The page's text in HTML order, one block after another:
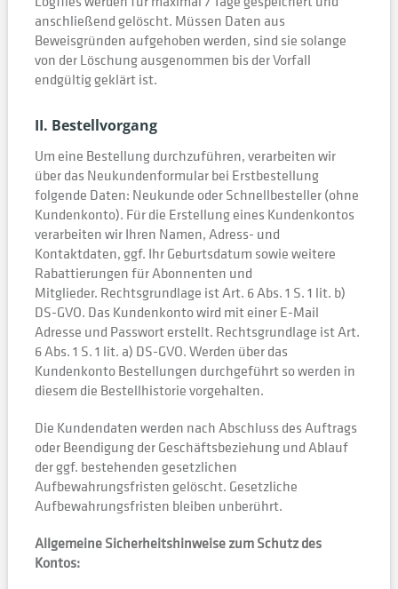
anschließend gelöscht. Müssen Daten aus
Beweisgründen aufgehoben werden, sind sie solange
von der Löschung ausgenommen bis der Vorfall
endgültig geklärt ist.
II. Bestellvorgang
Um eine Bestellung durchzuführen, verarbeiten wir
über das Neukundenformular bei Erstbestellung
folgende Daten: Neukunde oder Schnellbesteller (ohne
Kundenkonto). Für die Erstellung eines Kundenkontos
verarbeiten wir Ihren Namen, Adress- und
Kontaktdaten, ggf. Ihr Geburtsdatum sowie weitere
Rabattierungen für Abonnenten und
Mitglieder. Rechtsgrundlage ist Art. 6 Abs. 1 S. 1 lit. b)
DS-GVO. Das Kundenkonto wird mit einer E-Mail
Adresse und Passwort erstellt. Rechtsgrundlage ist Art.
6 Abs. 1 S. 1 lit. a) DS-GVO. Werden über das
Kundenkonto Bestellungen durchgeführt so werden in
diesem die Bestellhistorie vorgehalten.
Die Kundendaten werden nach Abschluss des Auftrags
oder Beendigung der Geschäftsbeziehung und Ablauf
der ggf. bestehenden gesetzlichen
Aufbewahrungsfristen gelöscht. Gesetzliche
Aufbewahrungsfristen bleiben unberührt.
Allgemeine Sicherheitshinweise zum Schutz des
Kontos: